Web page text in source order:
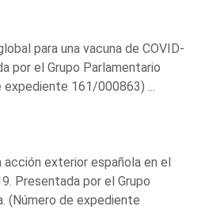
para una vacuna de COVID-
por el Grupo Parlamentario
161/000863) ...
acción exterior española en el
Presentada por el Grupo
(Número de expediente